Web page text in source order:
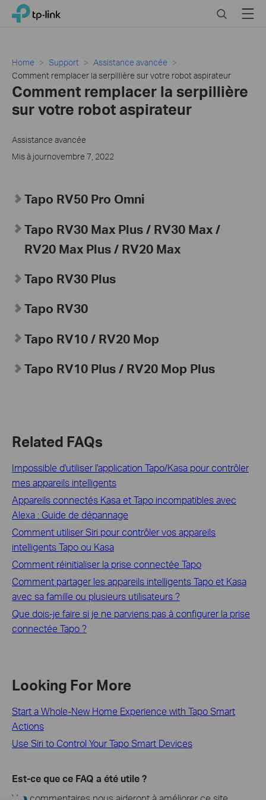
Click
navigation
TP-Link, Reliably Smart SearchMenu
Home Support
Assistance avancée
Comment remplacer la serpillière sur votre robot aspirateur
Comment remplacer la serpillière
sur votre robot aspirateur
Assistance avancée
Mis à journovembre 7, 2022
Tapo RV50 Pro Omni
Tapo RV30 Max Plus / RV30 Max /
RV20 Max Plus / RV20 Max
Tapo RV30 Plus
Tapo RV30
Tapo RV10 / RV20 Mop
Tapo RV10 Plus / RV20 Mop Plus
Related FAQs
Impossible d'utiliser l'application Tapo/Kasa pour contrôler
mes appareils intelligents
Appareils connectés Kasa et Tapo incompatibles avec
Alexa : Guide de dépannage
Comment utiliser Siri pour contrôler vos appareils
intelligents Tapo ou Kasa
Comment réinitialiser la prise connectée Tapo
Comment partager les appareils intelligents Tapo et Kasa
avec sa famille ou plusieurs utilisateurs ?
Que dois-je faire si je ne parviens pas à configurer la prise
connectée Tapo ?
Looking For More
Start a Whole-New Home Experience with Tapo Smart
Actions
Use Siri to Control Your Tapo Smart Devices
Est-ce que ce FAQ a été utile ?